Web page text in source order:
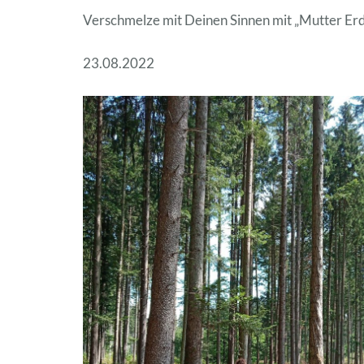
Verschmelze mit Deinen Sinnen mit „Mutter
23.08.2022